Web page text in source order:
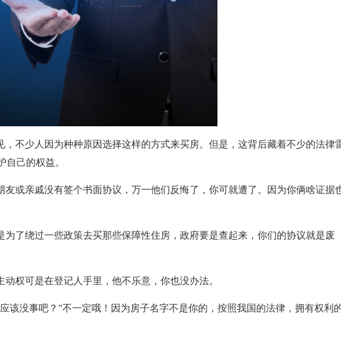
，不少人因为种种原因选择这样的方式来买房。但是，这背后藏着不少的法律
自己的权益。
友或亲戚没有签个书面协议，万一他们反悔了，你可就遭了。因为你俩啥证据
为了绕过一些政策去买那些保障性住房，政府要是查起来，你们的协议就是废
权可是在登记人手里，他不乐意，你也没办法。
该没事吧？”不一定哦！因为房子名字不是你的，按照我国的法律，拥有权利